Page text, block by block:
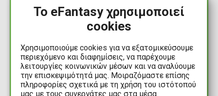
ΔΙΑΘΕΣΙΜΟ
Το eFantasy χρησιμοποιεί
cookies
Χρησιμοποιούμε cookies για να εξατομικεύσουμε
περιεχόμενο και διαφημίσεις, να παρέχουμε
λειτουργίες κοινωνικών μέσων και να αναλύουμε
την επισκεψιμότητά μας. Μοιραζόμαστε επίσης
πληροφορίες σχετικά με τη χρήση του ιστότοπού
μας με τους συνεργάτες μας στα μέσα